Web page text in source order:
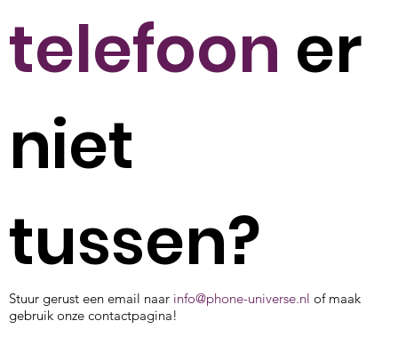
telefoon er
niet
tussen?
Stuur gerust een email naar info@phone-universe.nl of maak
gebruik onze contactpagina!